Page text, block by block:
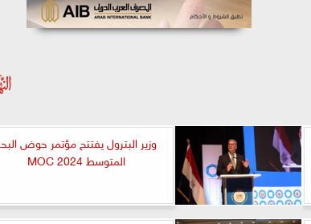
وزير البترول يفتتح مؤتمر حوض
المتوسط MOC 2024